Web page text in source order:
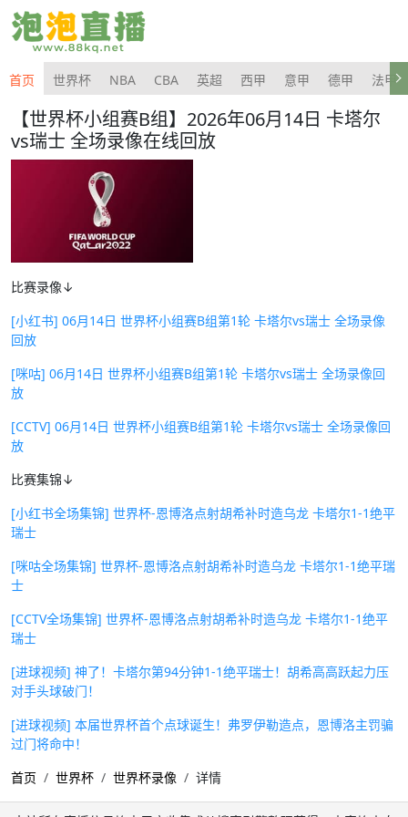
首页 世界杯 NBA CBA 英超 西甲 意甲 德甲 法甲
【世界杯小组赛B组】2026年06月14日 卡塔尔
vs瑞士 全场录像在线回放
比赛录像↓
[小红书] 06月14日 世界杯小组赛B组第1轮 卡塔尔vs瑞士 全场录像
回放
[咪咕] 06月14日 世界杯小组赛B组第1轮 卡塔尔vs瑞士 全场录像回
放
[CCTV] 06月14日 世界杯小组赛B组第1轮 卡塔尔vs瑞士 全场录像回
放
比赛集锦↓
[小红书全场集锦] 世界杯-恩博洛点射胡希补时造乌龙 卡塔尔1-1绝平
瑞士
[咪咕全场集锦] 世界杯-恩博洛点射胡希补时造乌龙 卡塔尔1-1绝平瑞
士
[CCTV全场集锦] 世界杯-恩博洛点射胡希补时造乌龙 卡塔尔1-1绝平
瑞士
[进球视频] 神了！卡塔尔第94分钟1-1绝平瑞士！胡希高高跃起力压
对手头球破门！
[进球视频] 本届世界杯首个点球诞生！弗罗伊勒造点，恩博洛主罚骗
过门将命中！
首页
世界杯 世界杯录像 详情